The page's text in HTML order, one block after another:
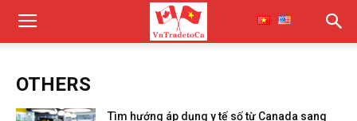
OTHERS
Tìm hướng áp dụng y tế số từ Canada sang